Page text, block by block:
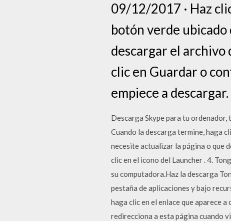
09/12/2017 · Haz
botón verde ubicado
descargar el archivo
clic en Guardar o
empiece a descargar.
Descarga Skype para tu
Cuando la descarga termine, haga
necesite actualizar la página o que
clic en el icono del Launcher . 4.
su computadora.Haz la descarga
pestaña de aplicaciones y bajo
haga clic en el enlace que aparece
redirecciona a esta página cuando